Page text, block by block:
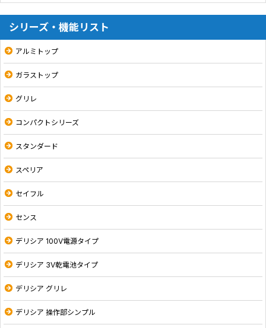
シリーズ・機能リスト
アルミトップ
ガラストップ
グリレ
コンパクトシリーズ
スタンダード
スペリア
セイフル
センス
デリシア 100V電源タイプ
デリシア 3V乾電池タイプ
デリシア グリレ
デリシア 操作部シンプル